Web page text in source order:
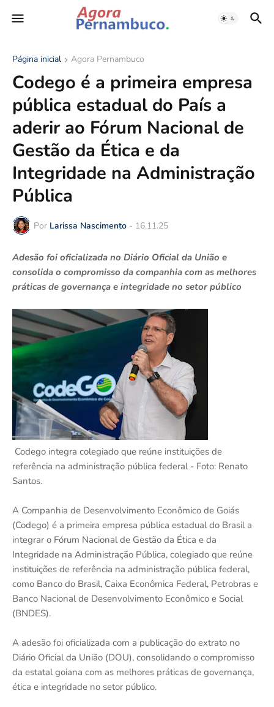
Página inicial Agora Pernambuco
Codego é a primeira empresa
pública estadual do País a
aderir ao Fórum Nacional de
Gestão da Ética e da
Integridade na Administração
Pública
Por Larissa Nascimento - 16.11.25
Adesão foi oficializada no Diário Oficial da União e
consolida o compromisso da companhia com as melhores
práticas de governança e integridade no setor público
Codego integra colegiado que reúne instituições de
referência na administração pública federal - Foto: Renato
Santos.
A Companhia de Desenvolvimento Econômico de Goiás
(Codego) é a primeira empresa pública estadual do Brasil a
integrar o Fórum Nacional de Gestão da Ética e da
Integridade na Administração Pública, colegiado que reúne
instituições de referência na administração pública federal,
como Banco do Brasil, Caixa Econômica Federal, Petrobras e
Banco Nacional de Desenvolvimento Econômico e Social
(BNDES).
A adesão foi oficializada com a publicação do extrato no
Diário Oficial da União (DOU), consolidando o compromisso
da estatal goiana com as melhores práticas de governança,
ética e integridade no setor público.